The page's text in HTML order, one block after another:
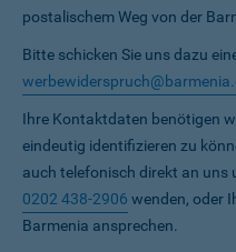
postalischem Weg von der
Bitte schicken Sie uns dazu
Ihre Kontaktdaten benötigen
eindeutig identifizieren zu
auch telefonisch direkt an uns
0202 438-2906 wenden, oder
Barmenia ansprechen.